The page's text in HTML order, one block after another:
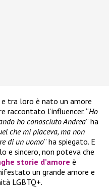
tra loro è nato un amore
raccontato l’influencer. “Ho
ho conosciuto Andrea” ha
che mi piaceva, ma non
di un uomo” ha spiegato. E
e sincero, non poteva che
storie d’amore è
un grande amore e
LGBTQ+.